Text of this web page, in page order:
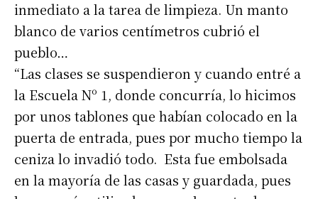
inmediato a la tarea de limpieza. Un manto
blanco de varios centímetros cubrió el
pueblo…
“Las clases se suspendieron y cuando entré a
la Escuela Nº 1, donde concurría, lo hicimos
por unos tablones que habían colocado en la
puerta de entrada, pues por mucho tiempo la
ceniza lo invadió todo. Esta fue embolsada
en la mayoría de las casas y guardada, pues